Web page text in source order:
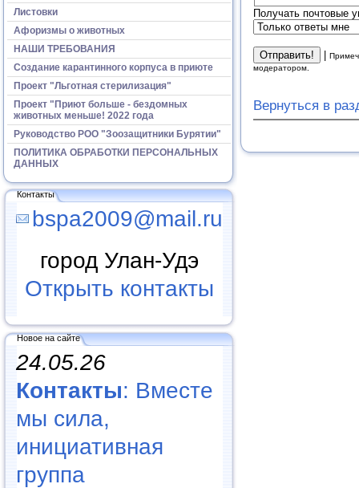
Листовки
Афоризмы о животных
НАШИ ТРЕБОВАНИЯ
Создание карантинного корпуса в приюте
Проект "Льготная стерилизация"
Проект "Приют больше - бездомных
животных меньше! 2022 года
Руководство РОО "Зоозащитники Бурятии"
ПОЛИТИКА ОБРАБОТКИ ПЕРСОНАЛЬНЫХ
ДАННЫХ
Контакты
bspa2009@mail.ru
город Улан-Удэ
Открыть контакты
Новое на сайте
24.05.26
Контакты: Вместе
мы сила,
инициативная
группа
Получать почтовые
модератором.
Вернуться в